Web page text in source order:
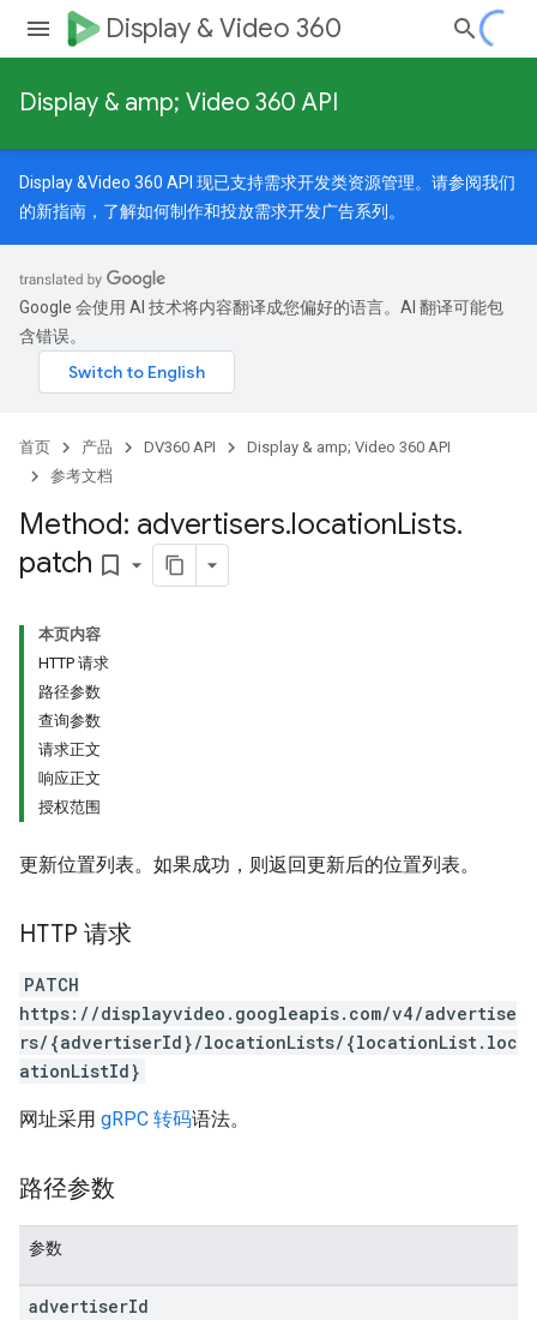
Display & Video 360
Display & amp; Video 360 API
Display &Video 360 API 现已支持需求开发类资源管理。请参阅我们
的新指南 ，了解如何制作和投放需求开发广告系列。
Google 会使用 AI 技术将内容翻译成您偏好的语言。AI 翻译可能包
含错误。
首页 产品 DV360 API
Display & amp; Video 360 API
参考文档
Method: advertisers.locationLists.
patch bookmark_border
本页内容
HTTP 请求
路径参数
查询参数
请求正文
响应正文
授权范围
更新位置列表。如果成功，则返回更新后的位置列表。
HTTP 请求
PATCH
https://displayvideo.googleapis.com/v4/advertise
rs/{advertiserId}/locationLists/{locationList.loc
ationListId}
网址采用 gRPC 转码语法。
路径参数
参数
advertiserId